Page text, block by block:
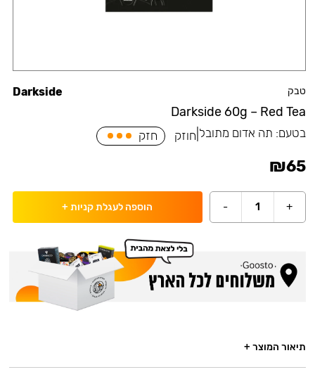
טבק
Darkside 60g – Red Tea
Darkside
בטעם: תה אדום מתובל חוזק חזק
₪65
+
1
- הוספה לעגלת קניות +
תיאור המוצר +